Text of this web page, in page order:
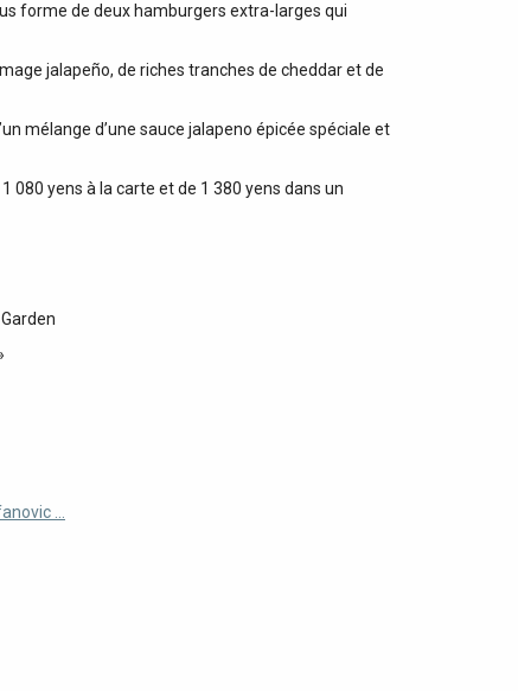
forme de deux hamburgers extra-larges qui
jalapeño, de riches tranches de cheddar et de
mélange d’une sauce jalapeno épicée spéciale et
080 yens à la carte et de 1 380 yens dans un
...